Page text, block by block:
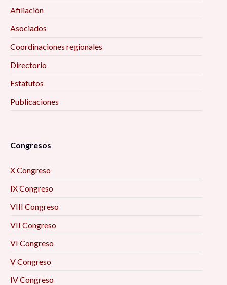
Afiliación
Asociados
Coordinaciones regionales
Directorio
Estatutos
Publicaciones
Congresos
X Congreso
IX Congreso
VIII Congreso
VII Congreso
VI Congreso
V Congreso
IV Congreso